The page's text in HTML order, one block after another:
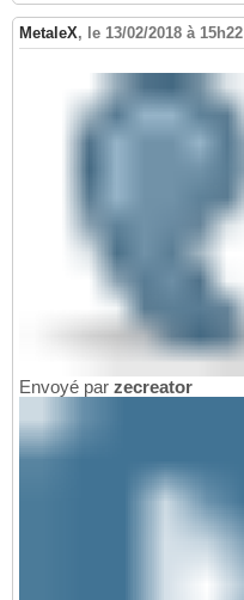
MetaleX, le 13/02/2018 à 15h22
Envoyé par zecreator